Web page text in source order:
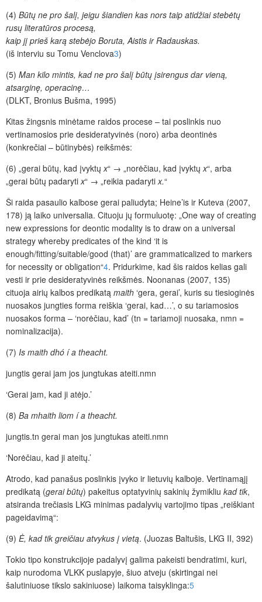
(4) Būtų ne pro šalį, jeigu šiandien kas nors taip atidžiai stebėtų
rusų literatūros procesą,
kaip jį prieš karą stebėjo Boruta, Aistis ir Radauskas.
(iš interviu su Tomu Venclova3)
(5) Man kilo mintis, kad ne pro šalį būtų įsirengus dar vieną,
atsarginę, operacinę…
(DLKT, Bronius Bušma, 1995)
Kitas žingsnis minėtame raidos procese – tai poslinkis nuo
vertinamosios prie desideratyvinės (noro) arba deontinės
(konkrečiai – būtinybės) reikšmės:
(6) „gerai būtų, kad įvyktų x“ → „norėčiau, kad įvyktų x“, arba
„gerai būtų padaryti x“ → „reikia padaryti x.“
Ši raida pasaulio kalbose gerai paliudyta; Heine’is ir Kuteva (2007,
178) ją laiko universalia. Cituoju jų formuluotę: „One way of creating
new expressions for deontic modality is to draw on a universal
strategy whereby predicates of the kind ‘it is
enough/fitting/suitable/good (that)’ are grammaticalized to markers
for necessity or obligation“4. Pridurkime, kad šis raidos kelias gali
vesti ir prie desideratyvinės reikšmės. Noonanas (2007, 135)
cituoja airių kalbos predikatą maith ‘gera, gerai’, kuris su tiesioginės
nuosakos jungties forma reiškia ‘gerai, kad…’, o su tariamosios
nuosakos forma – ‘norėčiau, kad’ (tn = tariamoji nuosaka, nmn =
nominalizacija).
(7) Is maith dhó í a theacht.
jungtis gerai jam jos jungtukas ateiti.nmn
‘Gerai jam, kad ji atėjo.’
(8) Ba mhaith liom í a theacht.
jungtis.tn gerai man jos jungtukas ateiti.nmn
‘Norėčiau, kad ji ateitų.’
Atrodo, kad panašus poslinkis įvyko ir lietuvių kalboje. Vertinamąjį
predikatą (gerai būtų) pakeitus optatyvinių sakinių žymikliu kad tik,
atsiranda trečiasis LKG minimas padalyvių vartojimo tipas „reiškiant
pageidavimą“:
(9) Ė, kad tik greičiau atvykus į vietą. (Juozas Baltušis, LKG II, 392)
Tokio tipo konstrukcijoje padalyvį galima pakeisti bendratimi, kuri,
kaip nurodoma VLKK puslapyje, šiuo atveju (skirtingai nei
šalutiniuose tikslo sakiniuose) laikoma taisyklinga:5